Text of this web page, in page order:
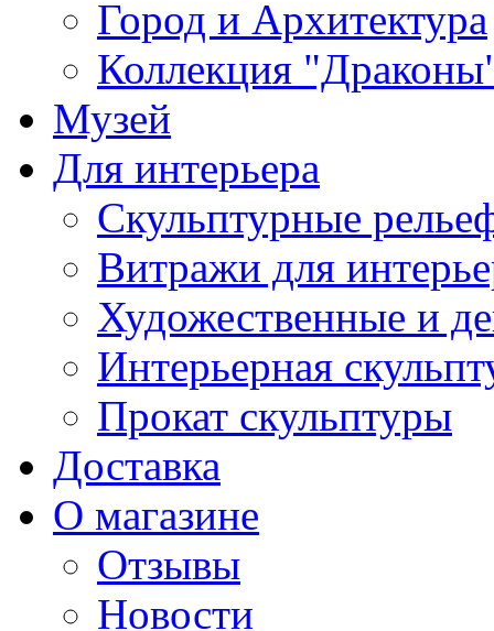
Город и Архитектура
Коллекция
Музей
Для интерьера
Скульптурные
Витражи для
Художественные и
Интерьерная
Прокат скульптуры
Доставка
О магазине
Отзывы
Новости